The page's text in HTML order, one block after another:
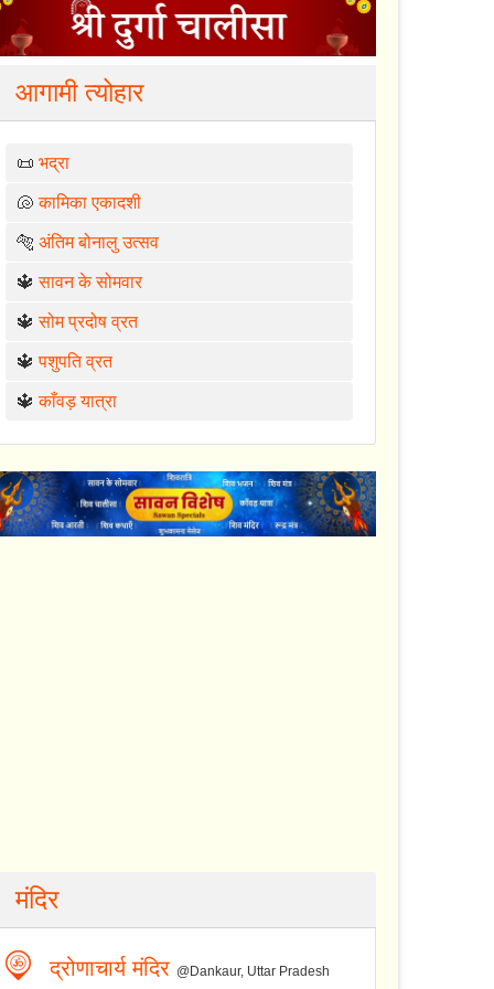
आगामी त्योहार
📜भद्रा
🐚कामिका एकादशी
🐅अंतिम बोनालु उत्सव
🔱सावन के सोमवार
🔱सोम प्रदोष व्रत
🔱पशुपति व्रत
🔱काँवड़ यात्रा
मंदिर
द्रोणाचार्य मंदिर @Dankaur, Uttar Pradesh